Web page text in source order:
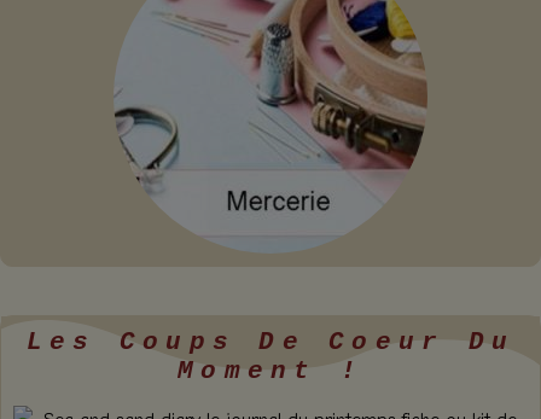
Les Coups De Coeur Du
Moment !